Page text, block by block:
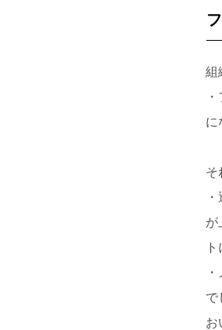
組
に
そ
が
で
お